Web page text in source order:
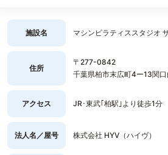
施設名 マシンピラティススタジオ
住所
〒277-0842
千葉県柏市末広町4ー13関
アクセス JR･東武｢柏駅｣より徒歩1分
法人名／屋号 株式会社 HYV（ハイヴ）